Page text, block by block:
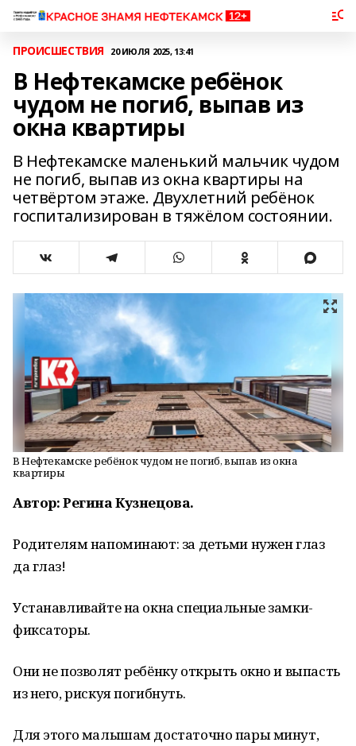
ПРОИСШЕСТВИЯ 20 ИЮЛЯ 2025, 13:41
В Нефтекамске ребёнок
чудом не погиб, выпав из
окна квартиры
В Нефтекамске маленький мальчик чудом
не погиб, выпав из окна квартиры на
четвёртом этаже. Двухлетний ребёнок
госпитализирован в тяжёлом состоянии.
В Нефтекамске ребёнок чудом не погиб, выпав из окна
квартиры
Автор: Регина Кузнецова.
Родителям напоминают: за детьми нужен глаз
да глаз!
Устанавливайте на окна специальные замки-
фиксаторы.
Они не позволят ребёнку открыть окно и выпасть
из него, рискуя погибнуть.
Для этого малышам достаточно пары минут,